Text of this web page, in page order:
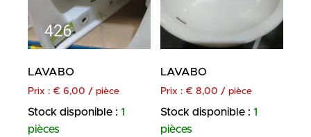
LAVABO
Prix : € 6,00 / pièce
Stock disponible : 1
pièces
LAVABO
Prix : € 8,00 / pièce
Stock disponible : 1
pièces